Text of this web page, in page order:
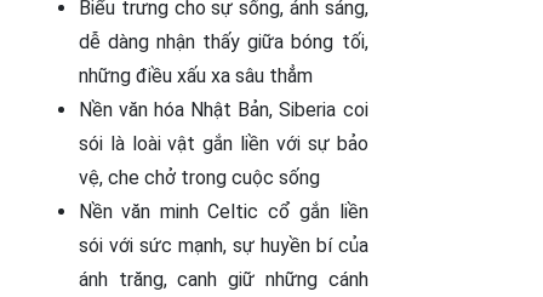
Biểu trưng cho sự sống, ánh sáng,
dễ dàng nhận thấy giữa bóng tối,
những điều xấu xa sâu thẳm
Nền văn hóa Nhật Bản, Siberia coi
sói là loài vật gắn liền với sự bảo
vệ, che chở trong cuộc sống
Nền văn minh Celtic cổ gắn liền
sói với sức mạnh, sự huyền bí của
ánh trăng, canh giữ những cánh